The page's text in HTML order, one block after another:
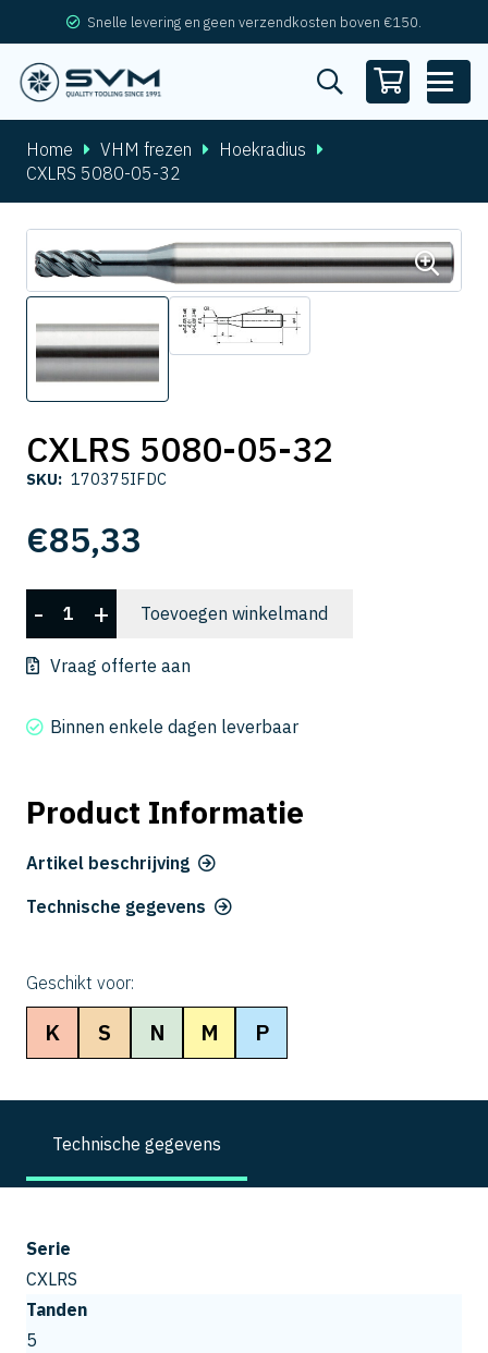
Snelle levering en geen verzendkosten boven €150.
Home VHM frezen
Hoekradius
CXLRS 5080-05-32
CXLRS 5080-05-32
SKU: 170375IFDC
€85,33
CXLRS
5080-
05-
aantal
- + Toevoegen winkelmand
Vraag offerte aan
Binnen enkele dagen leverbaar
Product Informatie
Artikel beschrijving
Technische gegevens
Geschikt voor:
K S N M P
Technische gegevens
Serie
CXLRS
Tanden
5